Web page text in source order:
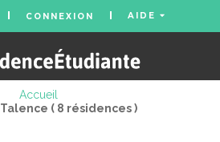
CONNEXION AIDE
Accueil
Talence ( 8 résidences )